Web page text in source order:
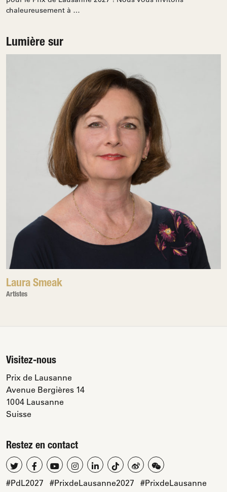
chaleureusement à …
Lumière sur
Laura Smeak
Artistes
Visitez-nous
Prix de Lausanne
Avenue Bergières 14
1004 Lausanne
Suisse
Restez en contact
#PdL2027 #PrixdeLausanne2027 #PrixdeLausanne